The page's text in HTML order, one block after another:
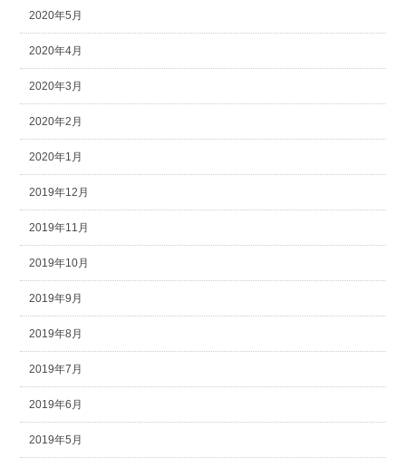
2020年5月
2020年4月
2020年3月
2020年2月
2020年1月
2019年12月
2019年11月
2019年10月
2019年9月
2019年8月
2019年7月
2019年6月
2019年5月